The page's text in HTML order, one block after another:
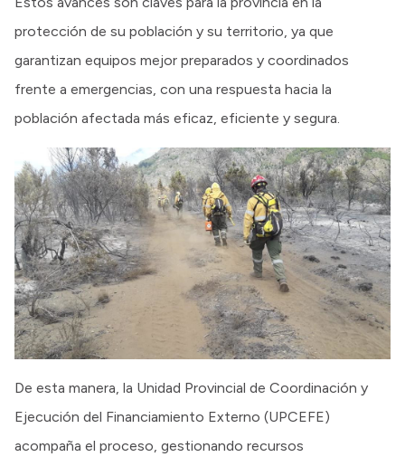
protección de su población y su territorio, ya que
garantizan equipos mejor preparados y coordinados
frente a emergencias, con una respuesta hacia la
población afectada más eficaz, eficiente y segura.
De esta manera, la Unidad Provincial de Coordinación y
Ejecución del Financiamiento Externo (UPCEFE)
acompaña el proceso, gestionando recursos